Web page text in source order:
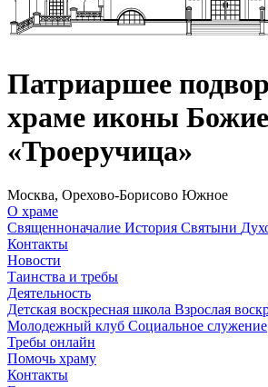
Патриаршее
храме иконы
«Троеручица»
Москва, Орехово-Борисово Южное
О храме
Священноначалие История Святыни
Контакты
Новости
Таинства и требы
Деятельность
Детская воскресная школа Взрослая
Молодежный клуб Социальное служение
Требы онлайн
Помочь храму
Контакты